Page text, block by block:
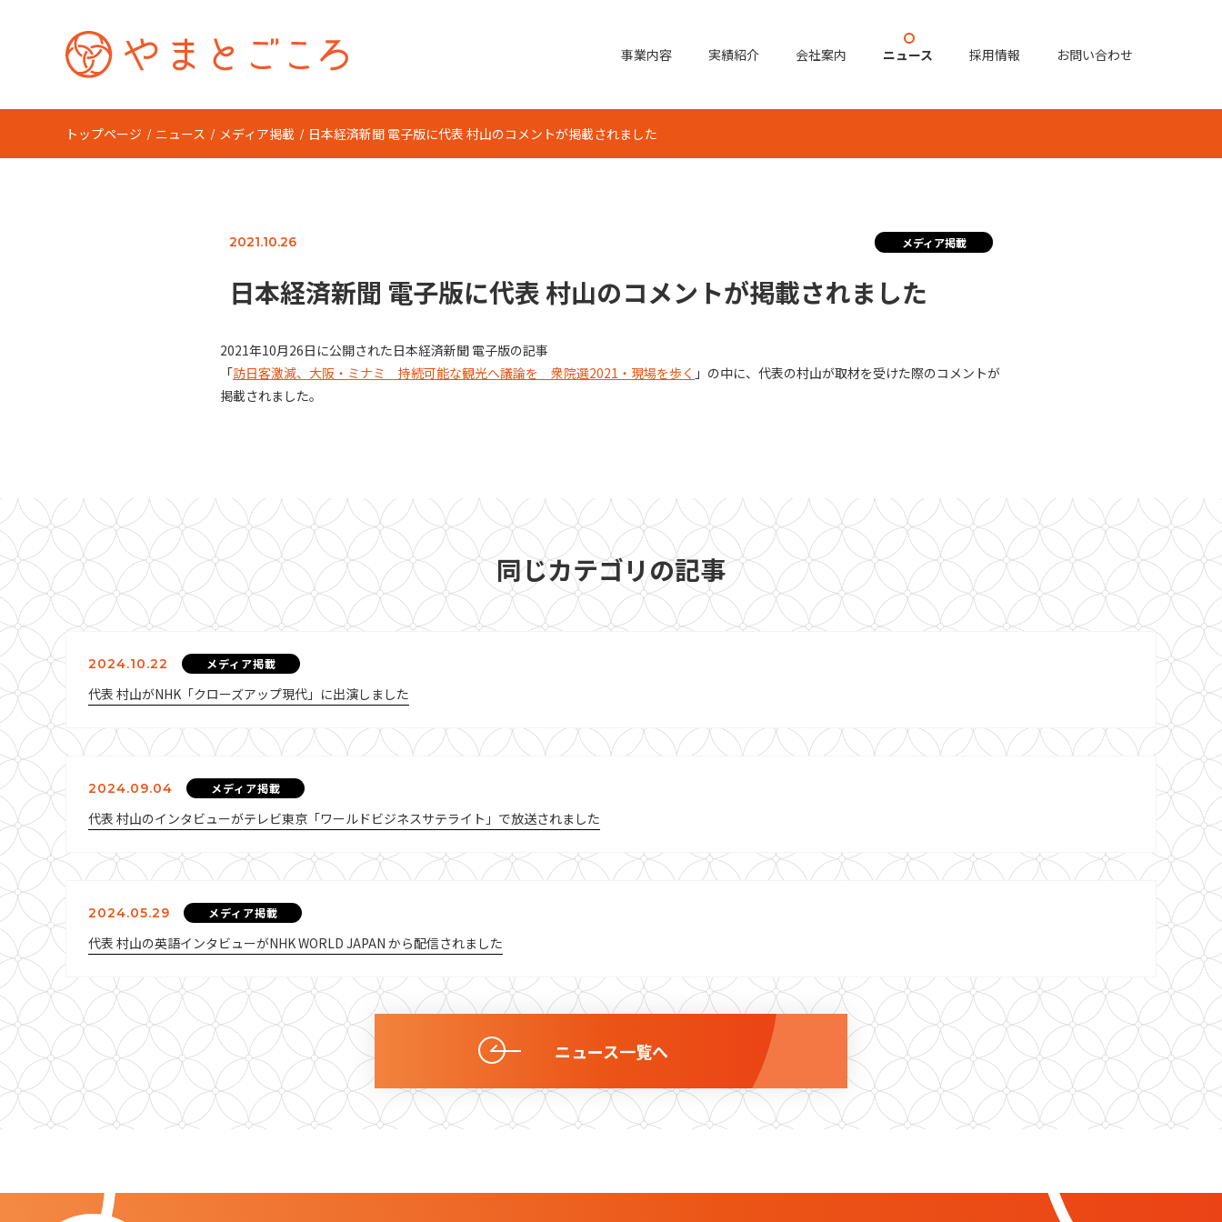
事業内容 実績紹介 会社案内 ニュース 採用情報 お問い合わせ
トップページ ニュース メディア掲載 日本経済新聞 電子版に代表 村山のコメントが掲載されました
2021.10.26 メディア掲載
日本経済新聞 電子版に代表 村山のコメントが掲載されました
2021年10月26日に公開された日本経済新聞 電子版の記事
「訪日客激減、大阪・ミナミ 持続可能な観光へ議論を 衆院選2021・現場を歩く 」の中に、代表の村山が取材を受けた際のコメントが
掲載されました。
同じカテゴリの記事
2024.10.22 メディア掲載
代表 村山がNHK「クローズアップ現代」に出演しました
2024.09.04 メディア掲載
代表 村山のインタビューがテレビ東京「ワールドビジネスサテライト」で放送されました
2024.05.29 メディア掲載
代表 村山の英語インタビューがNHK WORLD JAPAN から配信されました
ニュース一覧へ